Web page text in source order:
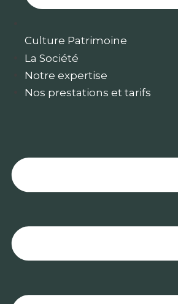
Culture Patrimoine
La Société
Notre expertise
Nos prestations et tarifs